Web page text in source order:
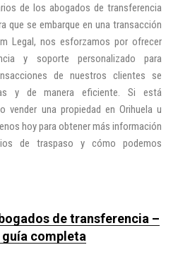
de los abogados de transferencia
que se embarque en una transacción
Legal, nos esforzamos por ofrecer
y soporte personalizado para
de nuestros clientes se
y de manera eficiente. Si está
vender una propiedad en Orihuela u
hoy para obtener más información
de traspaso y cómo podemos
de transferencia –
guía completa